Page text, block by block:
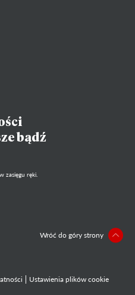
bądź
zasięgu ręki.
Ustawienia plików cookie
Wróć do góry strony